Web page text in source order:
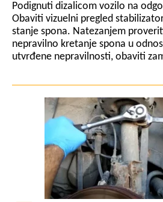
Podignuti dizalicom vozilo na
Obaviti vizuelni pregled
stanje spona. Natezanjem
nepravilno kretanje spona u
utvrđene nepravilnosti, obaviti